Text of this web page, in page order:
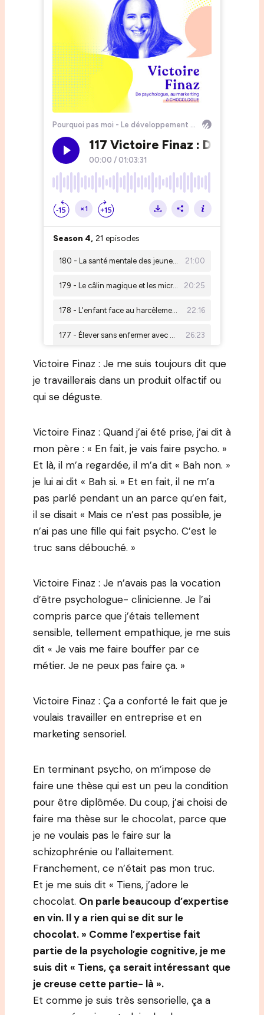
Victoire Finaz : Je me suis toujours dit que
je travaillerais dans un produit olfactif ou
qui se déguste.
Victoire Finaz : Quand j’ai été prise, j’ai dit à
mon père : « En fait, je vais faire psycho. »
Et là, il m’a regardée, il m’a dit « Bah non. »
je lui ai dit « Bah si. » Et en fait, il ne m’a
pas parlé pendant un an parce qu’en fait,
il se disait « Mais ce n’est pas possible, je
n’ai pas une fille qui fait psycho. C’est le
truc sans débouché. »
Victoire Finaz : Je n’avais pas la vocation
d’être psychologue- clinicienne. Je l’ai
compris parce que j’étais tellement
sensible, tellement empathique, je me suis
dit « Je vais me faire bouffer par ce
métier. Je ne peux pas faire ça. »
Victoire Finaz : Ça a conforté le fait que je
voulais travailler en entreprise et en
marketing sensoriel.
En terminant psycho, on m’impose de
faire une thèse qui est un peu la condition
pour être diplômée. Du coup, j’ai choisi de
faire ma thèse sur le chocolat, parce que
je ne voulais pas le faire sur la
schizophrénie ou l’allaitement.
Franchement, ce n’était pas mon truc.
Et je me suis dit « Tiens, j’adore le
chocolat. On parle beaucoup d’expertise
en vin. Il y a rien qui se dit sur le
chocolat. » Comme l’expertise fait
partie de la psychologie cognitive, je me
suis dit « Tiens, ça serait intéressant que
je creuse cette partie- là ».
Et comme je suis très sensorielle, ça a